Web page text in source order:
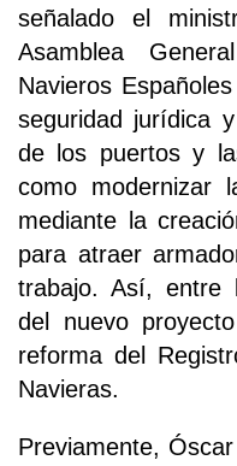
señalado el
Asamblea
Navieros
seguridad jurídica
de los puertos y
como modernizar
mediante la
para atraer
trabajo. Así, entre
del nuevo
reforma del
Navieras.
Previamente,